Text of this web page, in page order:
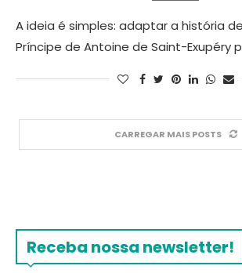
A ideia é simples: adaptar a história
Príncipe de Antoine de Saint-Exupéry
CARREGAR MAIS POSTS
Receba nossa newsletter!